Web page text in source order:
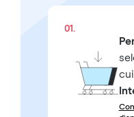
01.